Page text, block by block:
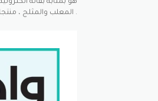
المعلب والمثلج ، منتجات الالبان والبيض ، زيوت وسمن ، سناكس وشوكلا ، مشروبات ، منتجات للعناية بالمنزل والعناية الشخصية .